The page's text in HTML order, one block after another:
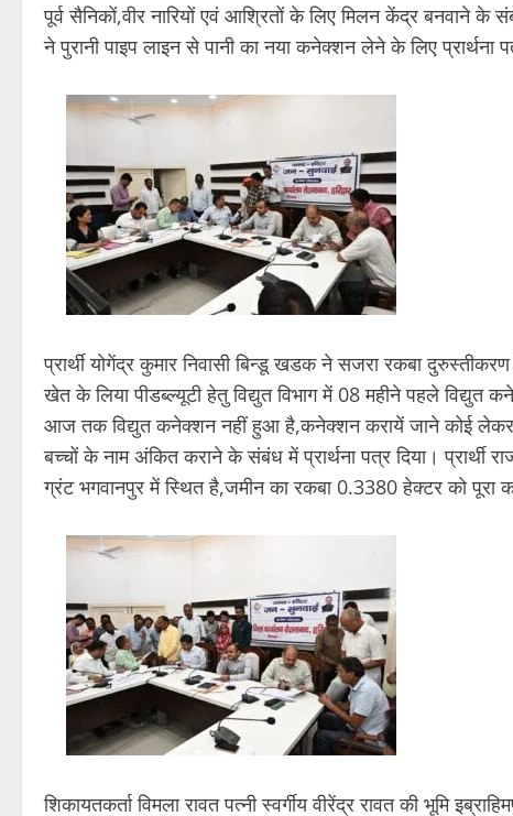
पूर्व सैनिकों,वीर नारियों एवं आश्रितों के लिए मिलन केंद्र बनवाने के
ने पुरानी पाइप लाइन से पानी का नया कनेक्शन लेने के लिए प्रार्थना
प्रार्थी योगेंद्र कुमार निवासी बिन्डू खडक ने सजरा रकबा
खेत के लिया पीडब्ल्यूटी हेतु विद्युत विभाग में 08 महीने पहले
आज तक विद्युत कनेक्शन नहीं हुआ है,कनेक्शन करायें जाने कोई लेकर
बच्चों के नाम अंकित कराने के संबंध में प्रार्थना पत्र दिया। प्रार्थी
ग्रंट भगवानपुर में स्थित है,जमीन का रकबा 0.3380 हेक्टर को पूरा
शिकायतकर्ता विमला रावत पत्नी स्वर्गीय वीरेंद्र रावत की भूमि